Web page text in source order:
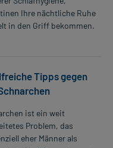
Ihre nächtliche Ruhe
in den Griff bekommen.
Tipps gegen
ist ein weit
Problem, das
eher Männer als